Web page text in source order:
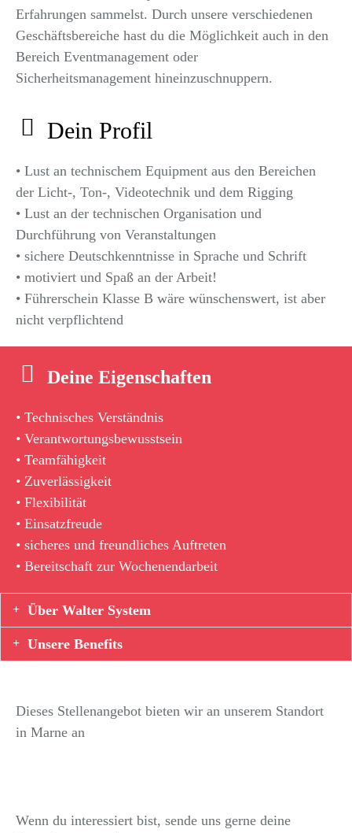
Erfahrungen sammelst. Durch unsere verschiedenen
Geschäftsbereiche hast du die Möglichkeit auch in den
Bereich Eventmanagement oder
Sicherheitsmanagement hineinzuschnuppern.
Dein Profil
• Lust an technischem Equipment aus den Bereichen
der Licht-, Ton-, Videotechnik und dem Rigging
• Lust an der technischen Organisation und
Durchführung von Veranstaltungen
• sichere Deutschkenntnisse in Sprache und Schrift
• motiviert und Spaß an der Arbeit!
• Führerschein Klasse B wäre wünschenswert, ist aber
nicht verpflichtend
Deine Eigenschaften
• Technisches Verständnis
• Verantwortungsbewusstsein
• Teamfähigkeit
• Zuverlässigkeit
• Flexibilität
• Einsatzfreude
• sicheres und freundliches Auftreten
• Bereitschaft zur Wochenendarbeit
Über Walter System
Unsere Benefits
Dieses Stellenangebot bieten wir an unserem Standort
in Marne an
Wenn du interessiert bist, sende uns gerne deine